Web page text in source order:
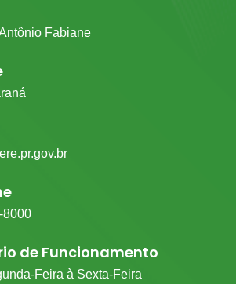
Fabiane
8000
de Funcionamento
Feira à Sexta-Feira